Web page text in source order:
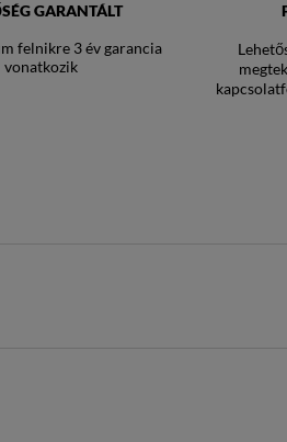
GARANTÁLT
felnikre 3 év garancia
vonatkozik